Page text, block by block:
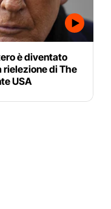
è diventato
rielezione di The
USA